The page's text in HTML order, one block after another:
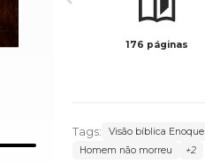
176 páginas
Tags: Visão bíblica Enoque
Homem não morreu
+2